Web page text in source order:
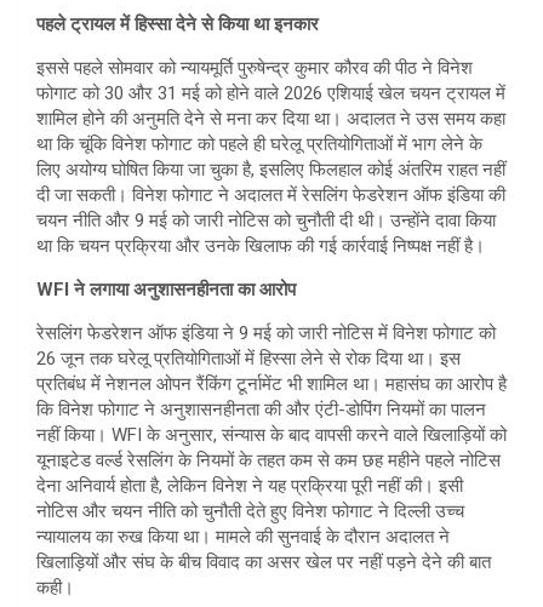
पहले ट्रायल में हिस्सा देने से किया था इनकार
इससे पहले सोमवार को न्यायमूर्ति पुरुषेन्द्र कुमार कौरव की पीठ ने विनेश
फोगाट को 30 और 31 मई को होने वाले 2026 एशियाई खेल चयन ट्रायल में
शामिल होने की अनुमति देने से मना कर दिया था। अदालत ने उस समय कहा
था कि चूंकि विनेश फोगाट को पहले ही घरेलू प्रतियोगिताओं में भाग लेने के
लिए अयोग्य घोषित किया जा चुका है, इसलिए फिलहाल कोई अंतरिम राहत नहीं
दी जा सकती। विनेश फोगाट ने अदालत में रेसलिंग फेडरेशन ऑफ इंडिया की
चयन नीति और 9 मई को जारी नोटिस को चुनौती दी थी। उन्होंने दावा किया
था कि चयन प्रक्रिया और उनके खिलाफ की गई कार्रवाई निष्पक्ष नहीं है।
WFI ने लगाया अनुशासनहीनता का आरोप
रेसलिंग फेडरेशन ऑफ इंडिया ने 9 मई को जारी नोटिस में विनेश फोगाट को
26 जून तक घरेलू प्रतियोगिताओं में हिस्सा लेने से रोक दिया था। इस
प्रतिबंध में नेशनल ओपन रैंकिंग टूर्नामेंट भी शामिल था। महासंघ का आरोप है
कि विनेश फोगाट ने अनुशासनहीनता की और एंटी-डोपिंग नियमों का पालन
नहीं किया। WFI के अनुसार, संन्यास के बाद वापसी करने वाले खिलाड़ियों को
यूनाइटेड वर्ल्ड रेसलिंग के नियमों के तहत कम से कम छह महीने पहले नोटिस
देना अनिवार्य होता है, लेकिन विनेश ने यह प्रक्रिया पूरी नहीं की। इसी
नोटिस और चयन नीति को चुनौती देते हुए विनेश फोगाट ने दिल्ली उच्च
न्यायालय का रुख किया था। मामले की सुनवाई के दौरान अदालत ने
खिलाड़ियों और संघ के बीच विवाद का असर खेल पर नहीं पड़ने देने की बात
कही।